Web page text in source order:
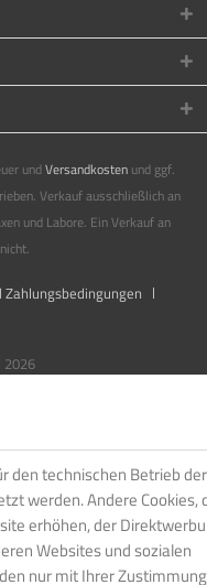
undVersandkostenund ggf.
Verkauf ausschließlich an
und Labore. Ein Verkauf an
Zahlungsbedingungen
2026
den technischen Betrieb der
werden. Andere Cookies,
erhöhen, der
Websites und sozialen
nur mit Ihrer Zustimmung